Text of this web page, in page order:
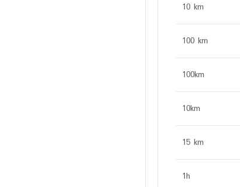
10 km
100 km
100km
10km
15 km
1h